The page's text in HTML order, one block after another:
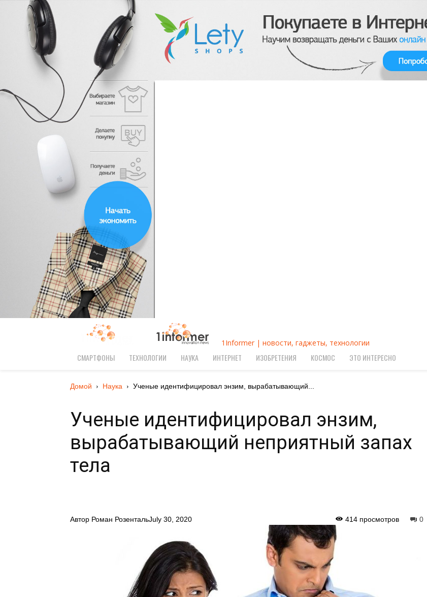
1Informer | новости, гаджеты, технологии
СМАРТФОНЫ ТЕХНОЛОГИИ НАУКА ИНТЕРНЕТ ИЗОБРЕТЕНИЯ КОСМОС ЭТО ИНТЕРЕСНО
Домой Наука Ученые идентифицировал энзим, вырабатывающий...
Ученые идентифицировал энзим,
вырабатывающий неприятный запах
тела
Автор Роман РозентальJuly 30, 2020 0
414 просмотров